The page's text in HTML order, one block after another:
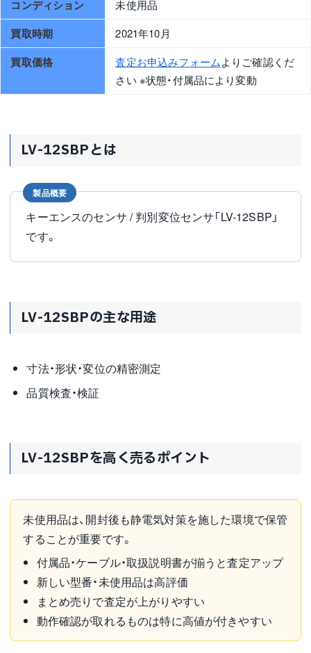
コンディション 未使用品
買取時期 2021年10月
買取価格 査定お申込みフォームよりご確認くだ
さい ※状態・付属品により変動
LV-12SBPとは
製品概要
キーエンスのセンサ / 判別変位センサ「LV-12SBP」
です。
LV-12SBPの主な用途
寸法・形状・変位の精密測定
品質検査・検証
LV-12SBPを高く売るポイント
未使用品は、開封後も静電気対策を施した環境で保管
することが重要です。
付属品・ケーブル・取扱説明書が揃うと査定アップ
新しい型番・未使用品は高評価
まとめ売りで査定が上がりやすい
動作確認が取れるものは特に高値が付きやすい